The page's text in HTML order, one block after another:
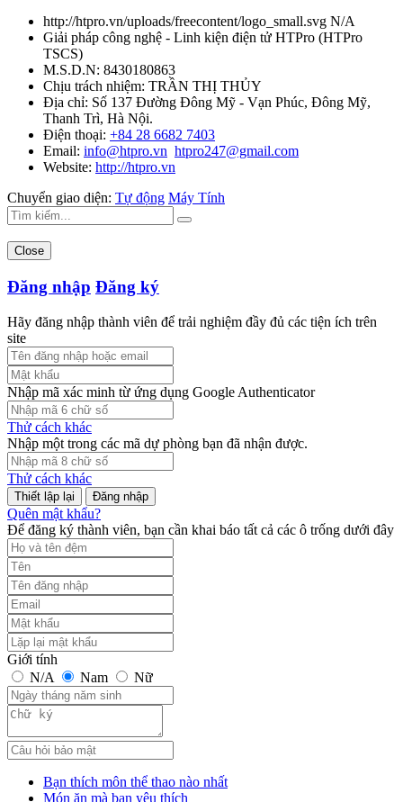
http://htpro.vn/uploads/freecontent/logo_small.svg N/A
Giải pháp công nghệ - Linh kiện điện tử HTPro (HTPro
TSCS)
M.S.D.N: 8430180863
Chịu trách nhiệm: TRẦN THỊ THỦY
Địa chỉ: Số 137 Đường Đông Mỹ - Vạn Phúc, Đông Mỹ,
Thanh Trì, Hà Nội.
Điện thoại: +84 28 6682 7403
Email: info@htpro.vn htpro247@gmail.com
Website: http://htpro.vn
Chuyển giao diện: Tự động Máy Tính
Close
Đăng nhập Đăng ký
Hãy đăng nhập thành viên để trải nghiệm đầy đủ các tiện ích trên
site
Nhập mã xác minh từ ứng dụng Google Authenticator
Thử cách khác
Nhập một trong các mã dự phòng bạn đã nhận được.
Thử cách khác
Đăng nhập
Quên mật khẩu?
Để đăng ký thành viên, bạn cần khai báo tất cả các ô trống dưới đây
Giới tính
N/A
Nam Nữ
Bạn thích môn thể thao nào nhất
Món ăn mà bạn yêu thích